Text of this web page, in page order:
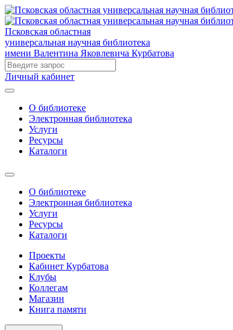
Псковская областная
универсальная научная библиотека
имени Валентина Яковлевича Курбатова
Личный кабинет
О библиотеке
Электронная библиотека
Услуги
Ресурсы
Каталоги
О библиотеке
Электронная библиотека
Услуги
Ресурсы
Каталоги
Проекты
Кабинет Курбатова
Клубы
Коллегам
Магазин
Книга памяти